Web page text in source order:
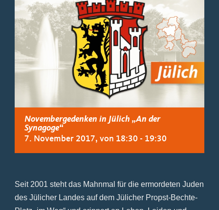
Novembergedenken in Jülich „An der
Synagoge“
7. November 2017, von 18:30 - 19:30
Seit 2001 steht das Mahnmal für die ermordeten Juden
des Jülicher Landes auf dem Jülicher Propst-Bechte-